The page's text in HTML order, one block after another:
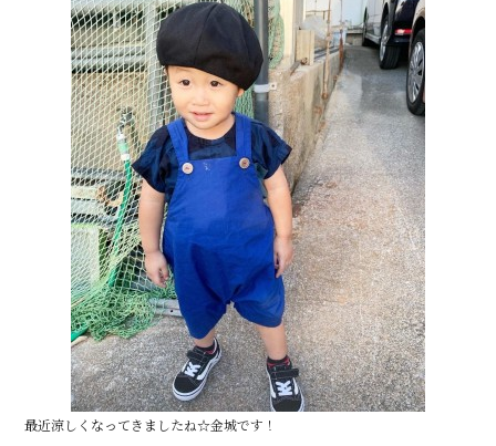
最近涼しくなってきましたね☆金城です！